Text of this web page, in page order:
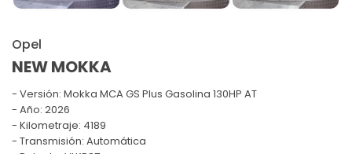
Opel
NEW MOKKA
Versión: Mokka MCA GS Plus Gasolina 130HP AT
Año: 2026
Kilometraje: 4189
Transmisión: Automática